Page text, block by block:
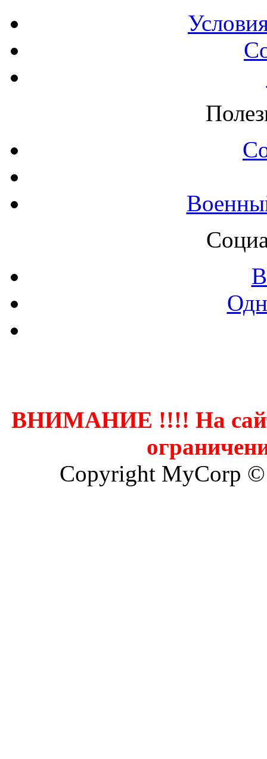
ВНИМАНИЕ !!!! На
Copyright MyCorp